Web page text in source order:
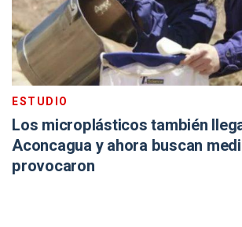
ESTUDIO
Los microplásticos también
Aconcagua y ahora buscan
provocaron